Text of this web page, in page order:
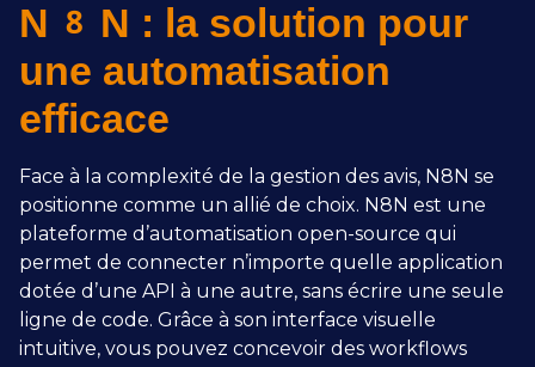
N8N : la solution pour
une automatisation
efficace
Face à la complexité de la gestion des avis, N8N se
positionne comme un allié de choix. N8N est une
plateforme d’automatisation open-source qui
permet de connecter n’importe quelle application
dotée d’une API à une autre, sans écrire une seule
ligne de code. Grâce à son interface visuelle
intuitive, vous pouvez concevoir des workflows